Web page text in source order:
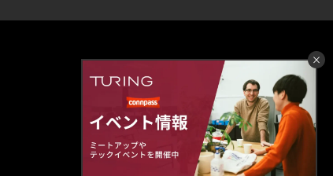
×
ホーム
ミッション
技術的信念
ニュース
会社情報
カンパニーデック